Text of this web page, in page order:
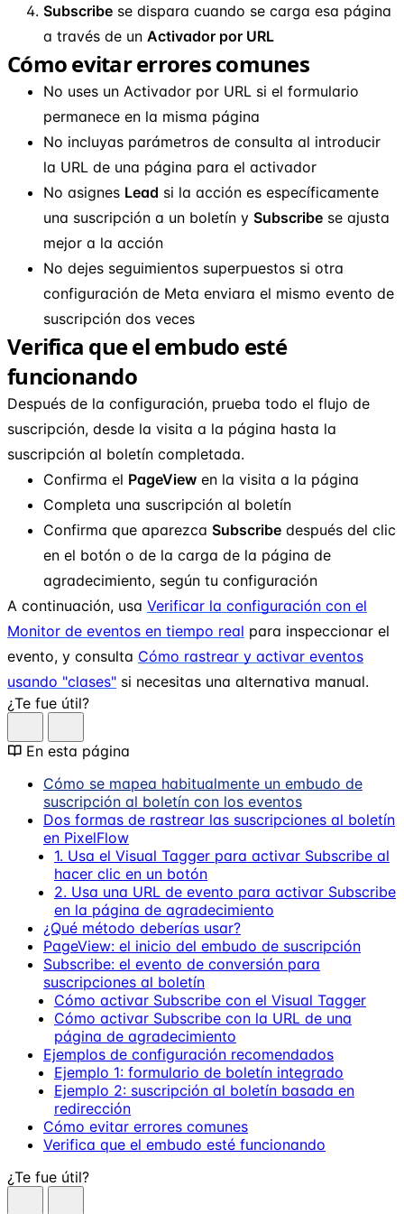
Subscribe se dispara cuando se carga esa página
a través de un Activador por URL
Cómo evitar errores comunes
No uses un Activador por URL si el formulario
permanece en la misma página
No incluyas parámetros de consulta al introducir
la URL de una página para el activador
No asignes Lead si la acción es específicamente
una suscripción a un boletín y Subscribe se ajusta
mejor a la acción
No dejes seguimientos superpuestos si otra
configuración de Meta enviara el mismo evento de
suscripción dos veces
Verifica que el embudo esté
funcionando
Después de la configuración, prueba todo el flujo de
suscripción, desde la visita a la página hasta la
suscripción al boletín completada.
Confirma el PageView en la visita a la página
Completa una suscripción al boletín
Confirma que aparezca Subscribe después del clic
en el botón o de la carga de la página de
agradecimiento, según tu configuración
A continuación, usa Verificar la configuración con el
Monitor de eventos en tiempo real para inspeccionar el
evento, y consulta Cómo rastrear y activar eventos
usando "clases" si necesitas una alternativa manual.
¿Te fue útil?
En esta página
Cómo se mapea habitualmente un embudo de
suscripción al boletín con los eventos
Dos formas de rastrear las suscripciones al boletín
en PixelFlow
1. Usa el Visual Tagger para activar Subscribe al
hacer clic en un botón
2. Usa una URL de evento para activar Subscribe
en la página de agradecimiento
¿Qué método deberías usar?
PageView: el inicio del embudo de suscripción
Subscribe: el evento de conversión para
suscripciones al boletín
Cómo activar Subscribe con el Visual Tagger
Cómo activar Subscribe con la URL de una
página de agradecimiento
Ejemplos de configuración recomendados
Ejemplo 1: formulario de boletín integrado
Ejemplo 2: suscripción al boletín basada en
redirección
Cómo evitar errores comunes
Verifica que el embudo esté funcionando
¿Te fue útil?